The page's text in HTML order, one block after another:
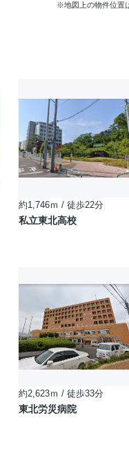
※地図上の物件位置
約1,746ｍ / 徒歩22分
私立東北高校
約2,623ｍ / 徒歩33分
東北労災病院